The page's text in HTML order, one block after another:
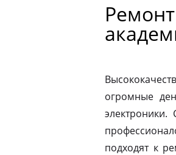
огромные
подходят к